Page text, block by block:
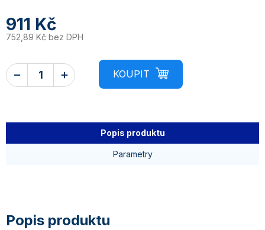
911 Kč
752,89 Kč bez DPH
Popis produktu
Parametry